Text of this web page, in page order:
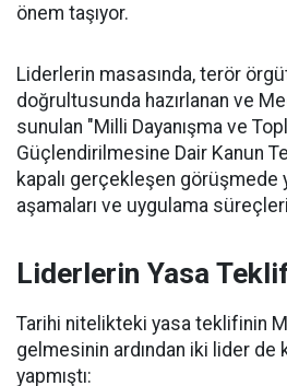
önem taşıyor.
Liderlerin masasında, terör
doğrultusunda hazırlanan ve
sunulan "Milli Dayanışma ve
Güçlendirilmesine Dair Kanun
kapalı gerçekleşen
aşamaları ve uygulama süreçleri
Liderlerin Yasa
Tarihi nitelikteki yasa teklifinin
gelmesinin ardından iki lider de
yapmıştı: